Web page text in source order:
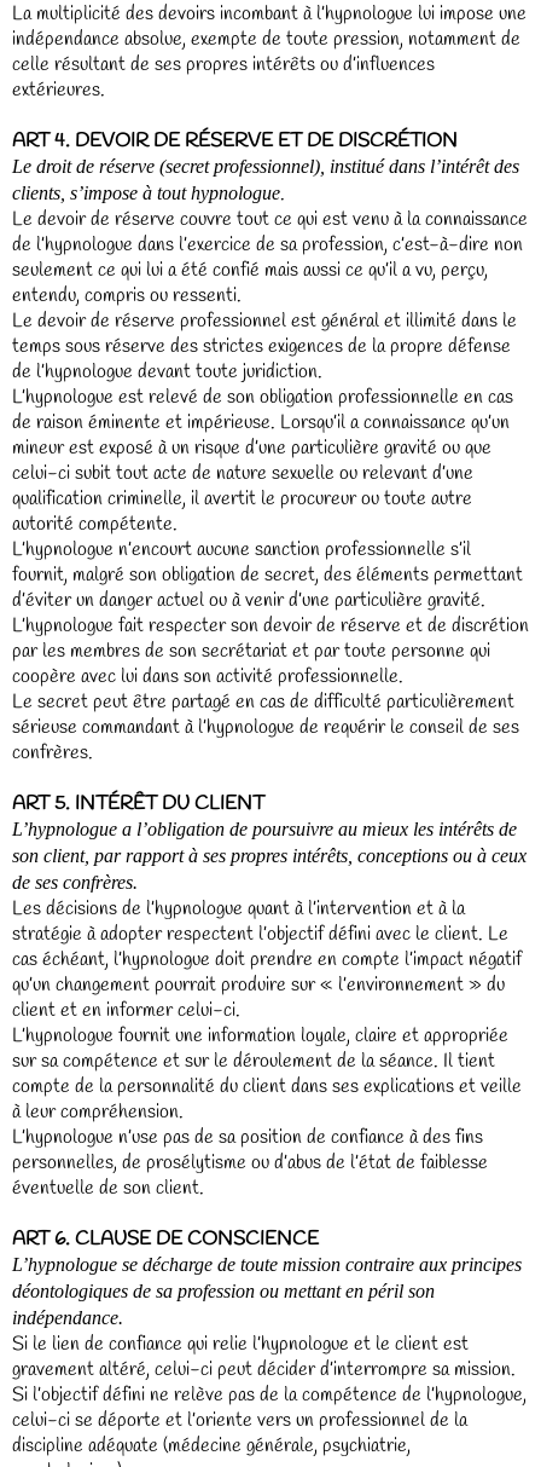
La multiplicité des devoirs incombant à l’hypnologue lui impose une
indépendance absolue, exempte de toute pression, notamment de
celle résultant de ses propres intérêts ou d’influences
extérieures.
ART 4. DEVOIR DE RÉSERVE ET DE DISCRÉTION
Le droit de réserve (secret professionnel), institué dans l’intérêt des
clients, s’impose à tout hypnologue.
Le devoir de réserve couvre tout ce qui est venu à la connaissance
de l’hypnologue dans l’exercice de sa profession, c’est-à-dire non
seulement ce qui lui a été confié mais aussi ce qu’il a vu, perçu,
entendu, compris ou ressenti.
Le devoir de réserve professionnel est général et illimité dans le
temps sous réserve des strictes exigences de la propre défense
de l’hypnologue devant toute juridiction.
L’hypnologue est relevé de son obligation professionnelle en cas
de raison éminente et impérieuse. Lorsqu’il a connaissance qu’un
mineur est exposé à un risque d’une particulière gravité ou que
celui-ci subit tout acte de nature sexuelle ou relevant d’une
qualification criminelle, il avertit le procureur ou toute autre
autorité compétente.
L’hypnologue n’encourt aucune sanction professionnelle s’il
fournit, malgré son obligation de secret, des éléments permettant
d’éviter un danger actuel ou à venir d’une particulière gravité.
L’hypnologue fait respecter son devoir de réserve et de discrétion
par les membres de son secrétariat et par toute personne qui
coopère avec lui dans son activité professionnelle.
Le secret peut être partagé en cas de difficulté particulièrement
sérieuse commandant à l’hypnologue de requérir le conseil de ses
confrères.
ART 5. INTÉRÊT DU CLIENT
L’hypnologue a l’obligation de poursuivre au mieux les intérêts de
son client, par rapport à ses propres intérêts, conceptions ou à ceux
de ses confrères.
Les décisions de l’hypnologue quant à l’intervention et à la
stratégie à adopter respectent l’objectif défini avec le client. Le
cas échéant, l’hypnologue doit prendre en compte l’impact négatif
qu’un changement pourrait produire sur « l’environnement » du
client et en informer celui-ci.
L’hypnologue fournit une information loyale, claire et appropriée
sur sa compétence et sur le déroulement de la séance. Il tient
compte de la personnalité du client dans ses explications et veille
à leur compréhension.
L’hypnologue n’use pas de sa position de confiance à des fins
personnelles, de prosélytisme ou d’abus de l’état de faiblesse
éventuelle de son client.
ART 6. CLAUSE DE CONSCIENCE
L’hypnologue se décharge de toute mission contraire aux principes
déontologiques de sa profession ou mettant en péril son
indépendance.
Si le lien de confiance qui relie l’hypnologue et le client est
gravement altéré, celui-ci peut décider d’interrompre sa mission.
Si l’objectif défini ne relève pas de la compétence de l’hypnologue,
celui-ci se déporte et l’oriente vers un professionnel de la
discipline adéquate (médecine générale, psychiatrie,